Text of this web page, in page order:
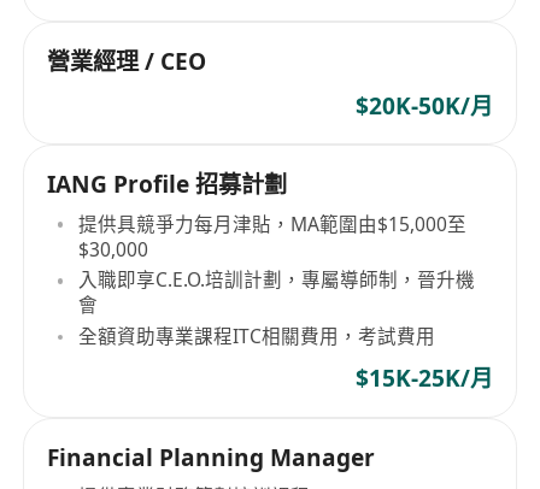
營業經理 / CEO
$20K-50K/月
IANG Profile 招募計劃
提供具競爭力每月津貼，MA範圍由$15,000至
$30,000
入職即享C.E.O.培訓計劃，專屬導師制，晉升機
會
全額資助專業課程ITC相關費用，考試費用
$15K-25K/月
Financial Planning Manager